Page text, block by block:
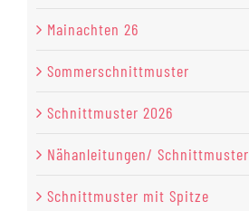
Mainachten 26
Sommerschnittmuster
Schnittmuster 2026
Nähanleitungen/ Schnittmuster
Schnittmuster mit Spitze